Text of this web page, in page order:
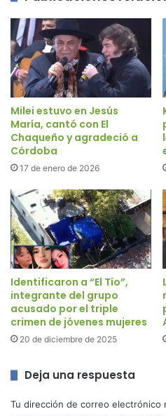
Milei estuvo en Jesús
María, cantó con El
Chaqueño y agradeció a
Córdoba
17 de enero de 2026
Identificaron a “El Tío”,
integrante del grupo
acusado por el triple
crimen de jóvenes mujeres
20 de diciembre de 2025
Deja una respuesta
Tu dirección de correo electrónico